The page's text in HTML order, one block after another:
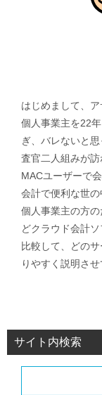
はじめまして、ア
個人事業主を22
ぎ、バレないと
査官二人組みが訪
MACユーザーで
会計で便利な世
個人事業主の方
どクラウド会計
比較して、どの
りやすく説明させ
サイト内検索